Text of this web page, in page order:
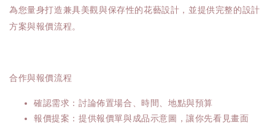
為您量身打造兼具美觀與保存性的花藝設計，並提供完整的設計
方案與報價流程。
合作與報價流程
確認需求：討論佈置場合、時間、地點與預算
報價提案：提供報價單與成品示意圖，讓你先看見畫面